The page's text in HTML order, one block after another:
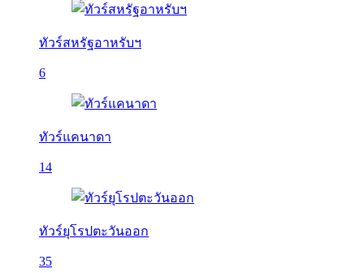
ทัวร์สหรัฐอาหรับฯ
6
ทัวร์แคนาดา
14
ทัวร์ยุโรปตะวันออก
35